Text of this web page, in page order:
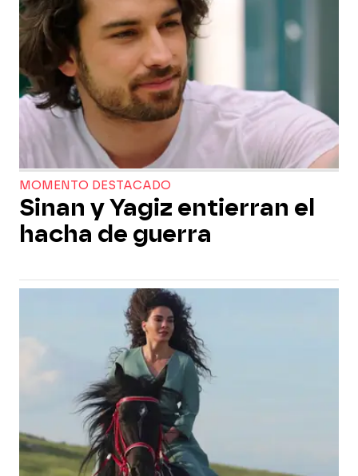
MOMENTO DESTACADO
Sinan y Yagiz entierran el
hacha de guerra